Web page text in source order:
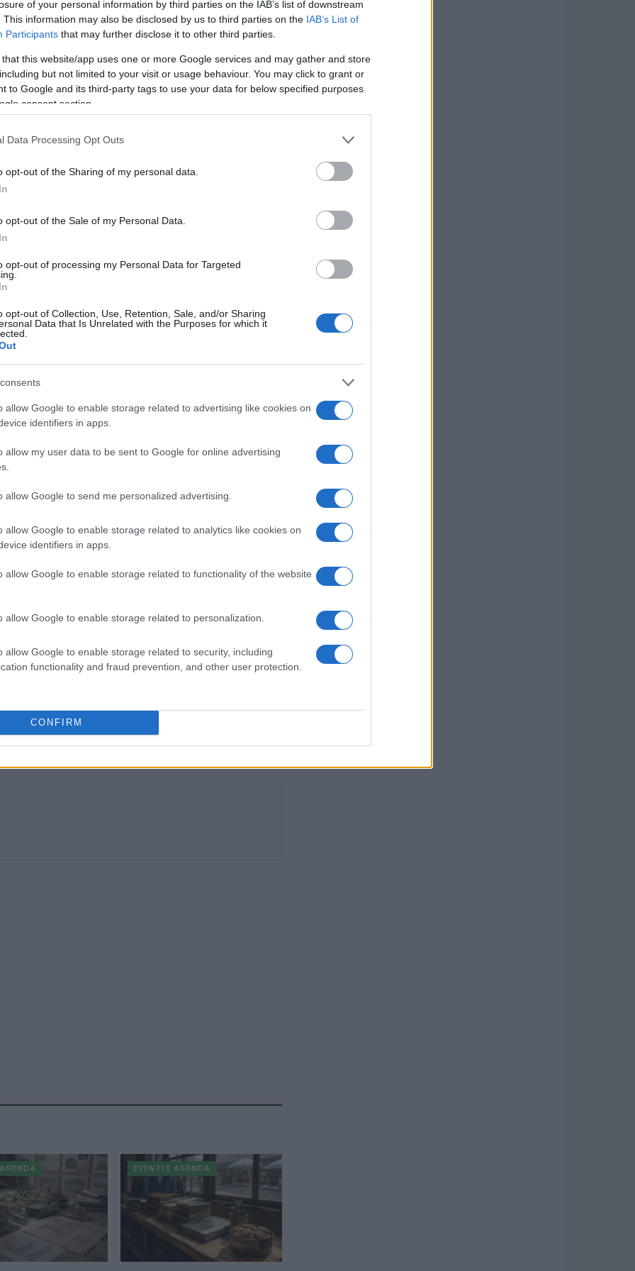
of your personal information by third parties on the IAB’s list of downstream
This information may also be disclosed by us to third parties on the IAB’s List of
Participants that may further disclose it to other third parties.
that this website/app uses one or more Google services and may gather and store
but not limited to your visit or usage behaviour. You may click to grant or
to Google and its third-party tags to use your data for below specified purposes
consent section.
Data Processing Opt Outs
opt-out of the Sharing of my personal data.
opt-out of the Sale of my Personal Data.
opt-out of processing my Personal Data for Targeted
opt-out of Collection, Use, Retention, Sale, and/or Sharing
Data that Is Unrelated with the Purposes for which it
allow Google to enable storage related to advertising like cookies on
identifiers in apps.
allow my user data to be sent to Google for online advertising
allow Google to send me personalized advertising.
allow Google to enable storage related to analytics like cookies on
identifiers in apps.
allow Google to enable storage related to functionality of the website
allow Google to enable storage related to personalization.
allow Google to enable storage related to security, including
functionality and fraud prevention, and other user protection.
CONFIRM
dettaglio, nella ristorazione e nelle famiglie
verso una gestione più
organizzazioni
rivolto alle aziende alimentari a
e realtà attive nella prevenzione e
contesto, iniziative come Too Good To Go
la gestione del cibo in eccesso e
più efficace. Mirco Cerisola, Country
l’importanza di questo passo storico,
alimentari debba essere vista come una
un progresso significativo, è evidente che
di dimezzare gli sprechi alimentari entro
Sostenibile ONU SDG 12.3. Pertanto,
implementare politiche nazionali più
portino a riduzioni concrete. La vera
in azioni tangibili, coinvolgendo
collettivo per un futuro più sostenibile.
EVENTI E AGENDA